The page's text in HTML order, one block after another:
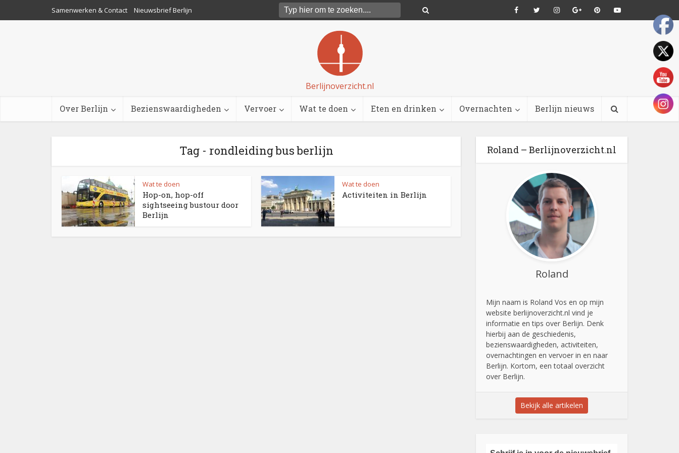
Samenwerken & Contact Nieuwsbrief Berlijn
Berlijnoverzicht.nl
Over Berlijn Bezienswaardigheden Vervoer Wat te doen Eten en drinken Overnachten Berlijn nieuws
Tag - rondleiding bus berlijn
Wat te doen
Hop-on, hop-off
sightseeing bustour door
Berlijn
Wat te doen
Activiteiten in Berlijn
Roland – Berlijnoverzicht.nl
Roland
Mijn naam is Roland Vos en op mijn
website berlijnoverzicht.nl vind je
informatie en tips over Berlijn. Denk
hierbij aan de geschiedenis,
bezienswaardigheden, activiteiten,
overnachtingen en vervoer in en naar
Berlijn. Kortom, een totaal overzicht
over Berlijn.
Bekijk alle artikelen